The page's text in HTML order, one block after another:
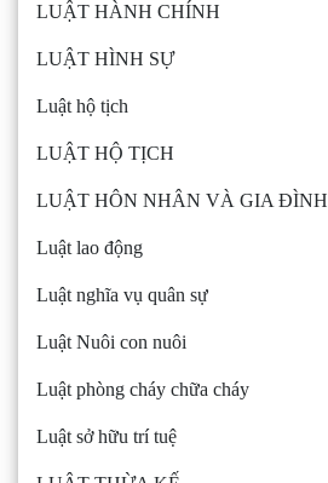
LUẬT HÀNH CHÍNH
LUẬT HÌNH SỰ
Luật hộ tịch
LUẬT HỘ TỊCH
LUẬT HÔN NHÂN VÀ GIA ĐÌNH
Luật lao động
Luật nghĩa vụ quân sự
Luật Nuôi con nuôi
Luật phòng cháy chữa cháy
Luật sở hữu trí tuệ